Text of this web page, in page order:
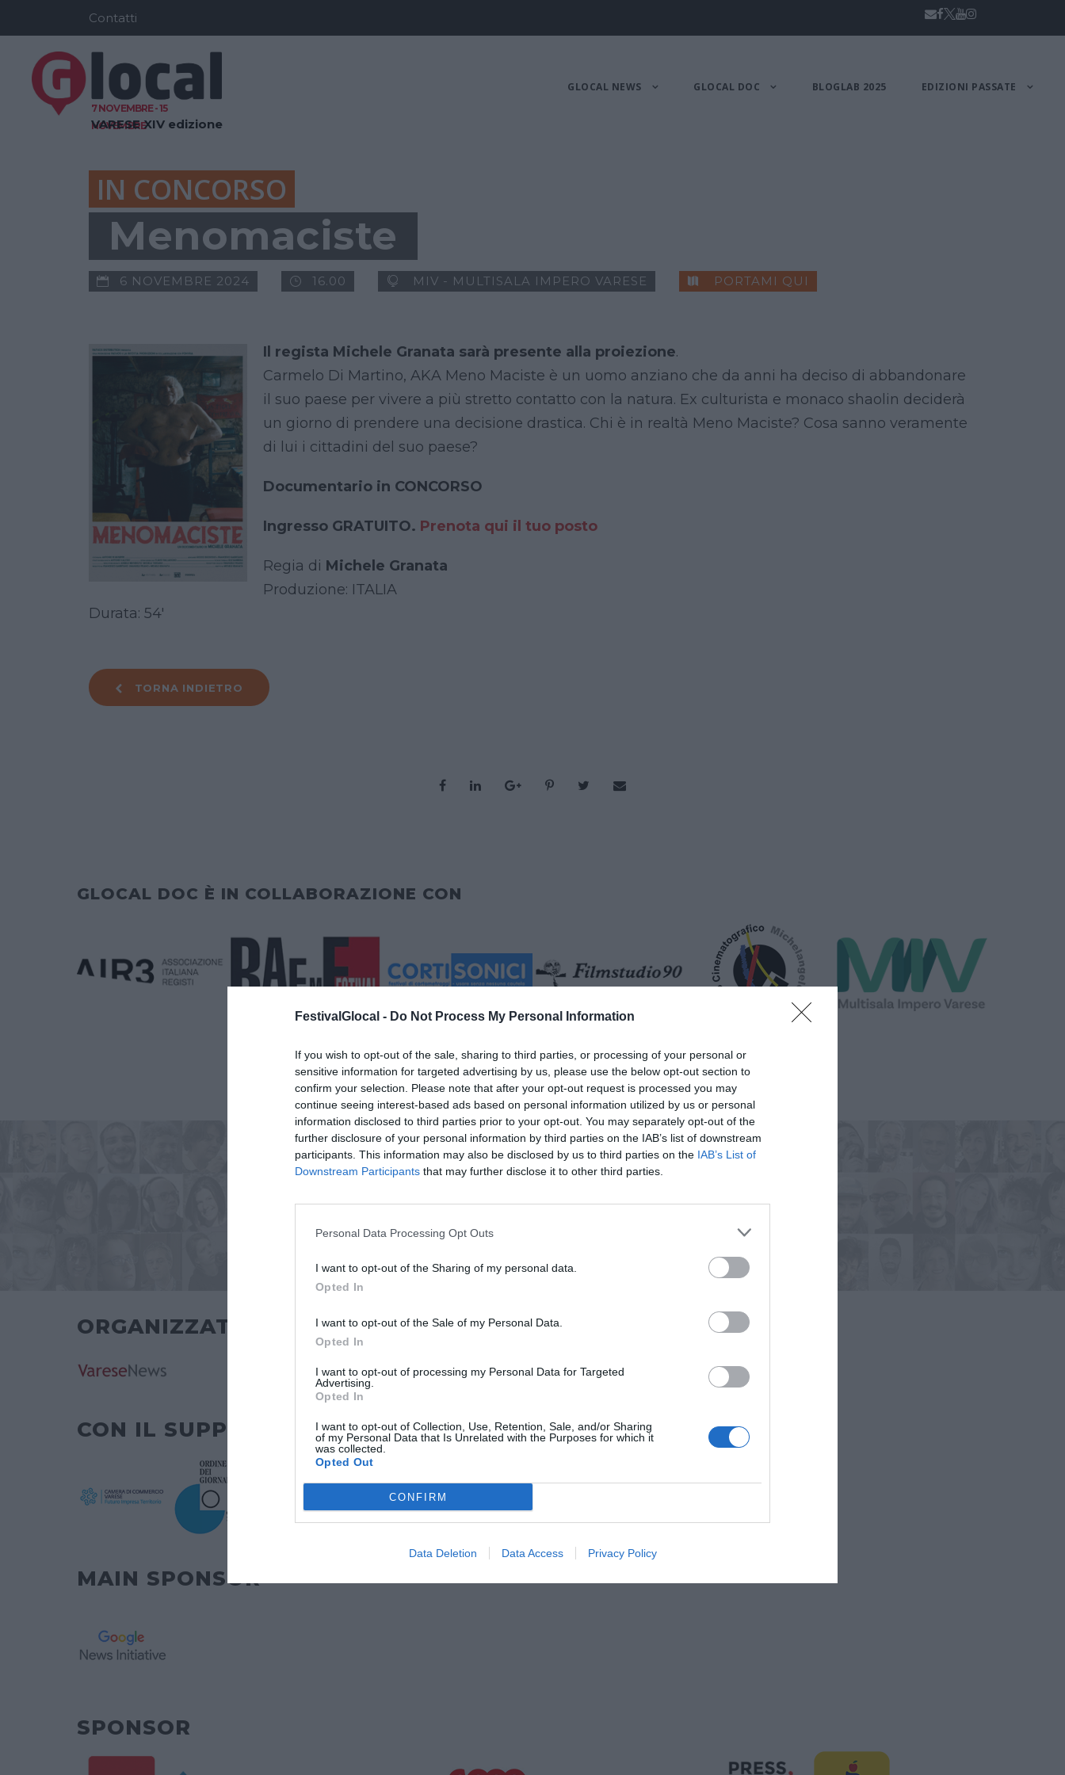
FestivalGlocal - Do Not Process My Personal Information
If you wish to opt-out of the sale, sharing to third parties, or processing of your personal or
sensitive information for targeted advertising by us, please use the below opt-out section to
confirm your selection. Please note that after your opt-out request is processed you may
continue seeing interest-based ads based on personal information utilized by us or personal
information disclosed to third parties prior to your opt-out. You may separately opt-out of the
further disclosure of your personal information by third parties on the IAB’s list of downstream
participants. This information may also be disclosed by us to third parties on the IAB’s List of
Downstream Participants that may further disclose it to other third parties.
Personal Data Processing Opt Outs
I want to opt-out of the Sharing of my personal data.
Opted In
I want to opt-out of the Sale of my Personal Data.
Opted In
I want to opt-out of processing my Personal Data for Targeted
Advertising.
Opted In
I want to opt-out of Collection, Use, Retention, Sale, and/or Sharing
of my Personal Data that Is Unrelated with the Purposes for which it
was collected.
Opted Out
CONFIRM
Data Deletion Data Access Privacy Policy
Contatti
7 NOVEMBRE - 15
NOVEMBRE
VARESE XIV edizione
GLOCAL NEWS GLOCAL DOC BLOGLAB 2025 EDIZIONI PASSATE
IN CONCORSO
Menomaciste
6 NOVEMBRE 2024 16.00 MIV - MULTISALA IMPERO VARESE PORTAMI QUI
Il regista Michele Granata sarà presente alla proiezione.
Carmelo Di Martino, AKA Meno Maciste è un uomo anziano che da anni ha deciso di abbandonare
il suo paese per vivere a più stretto contatto con la natura. Ex culturista e monaco shaolin deciderà
un giorno di prendere una decisione drastica. Chi è in realtà Meno Maciste? Cosa sanno veramente
di lui i cittadini del suo paese?
Documentario in CONCORSO
Ingresso GRATUITO. Prenota qui il tuo posto
Regia di Michele Granata
Produzione: ITALIA
Durata: 54′
TORNA INDIETRO
GLOCAL DOC È IN COLLABORAZIONE CON
ORGANIZZATO DA
CON IL SUPPORTO DI
MAIN SPONSOR
SPONSOR